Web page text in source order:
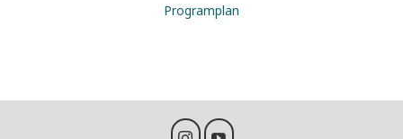
Programplan